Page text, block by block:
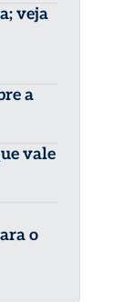
veja
a
vale
o